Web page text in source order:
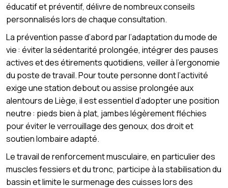
éducatif et préventif, délivre de nombreux conseils
personnalisés lors de chaque consultation.
La prévention passe d’abord par l’adaptation du mode de
vie : éviter la sédentarité prolongée, intégrer des pauses
actives et des étirements quotidiens, veiller à l’ergonomie
du poste de travail. Pour toute personne dont l’activité
exige une station debout ou assise prolongée aux
alentours de Liège, il est essentiel d’adopter une position
neutre : pieds bien à plat, jambes légèrement fléchies
pour éviter le verrouillage des genoux, dos droit et
soutien lombaire adapté.
Le travail de renforcement musculaire, en particulier des
muscles fessiers et du tronc, participe à la stabilisation du
bassin et limite le surmenage des cuisses lors des